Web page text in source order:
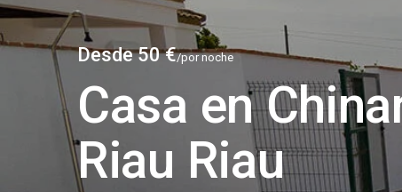
Desde 50 €/por noche
Casa en
Riau Riau